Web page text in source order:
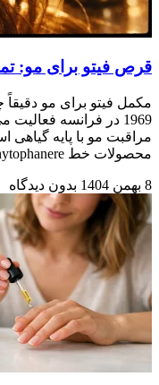
قرص فیتو برای مو:
1969 در فرانسه
مراقبت مو با پایه
محصولات خط Phytophanere است که به‌عنوان
8 بهمن 1404 بدون دیدگاه